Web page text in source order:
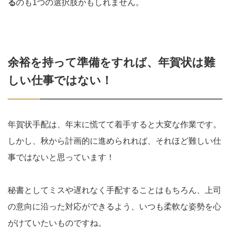
るのも1つの選択肢かもしれません。
余裕を持って準備をすれば、年賀状は難
しい仕事ではない！
年賀状手配は、年末に慌てて着手すると大変な作業です。
しかし、秋から計画的に進められれば、それほど難しい仕
事ではないと思っています！
秘書としてミスや遅れなく手配することはもちろん、上司
の意向に沿った対応ができるよう、いつも柔軟な姿勢を心
がけていたいものですね。